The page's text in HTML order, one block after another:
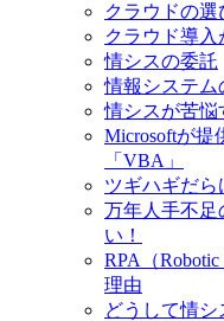
クラウドの選
クラウド導
情シスの委託
情報システム
情シスが苦悩
Microsoftが提
「VBA」
ツギハギだら
万年人手不足
い！
RPA（Robotic
理由
どうして情